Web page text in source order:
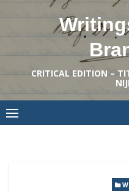
CRITICAL EDITION –